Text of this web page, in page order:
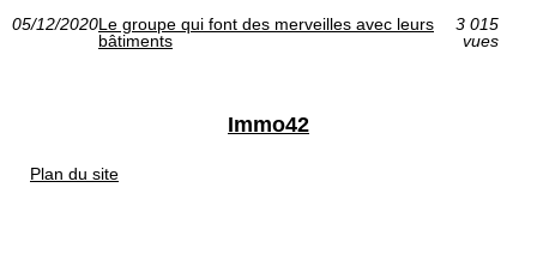
05/12/2020Le groupe qui font des merveilles avec leurs
bâtiments
3 015
vues
Immo42
Plan du site